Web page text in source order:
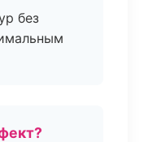
без